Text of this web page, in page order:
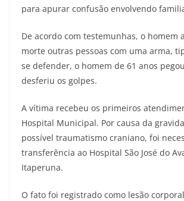
para apurar confusão envolvendo
De acordo com testemunhas, o homem
morte outras pessoas com uma arma,
se defender, o homem de 61 anos
desferiu os golpes.
A vítima recebeu os primeiros
Hospital Municipal. Por causa da
possível traumatismo craniano, foi
transferência ao Hospital São José do
Itaperuna.
O fato foi registrado como lesão